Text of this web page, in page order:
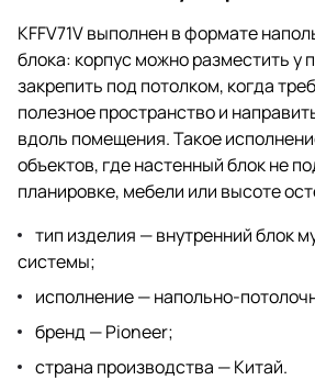
KFFV71V выполнен в формате
блока: корпус можно разместить у
закрепить под потолком, когда
полезное пространство и
вдоль помещения. Такое
объектов, где настенный блок не
планировке, мебели или высоте
тип изделия — внутренний блок
системы;
исполнение — напольно-
бренд — Pioneer;
страна производства — Китай.